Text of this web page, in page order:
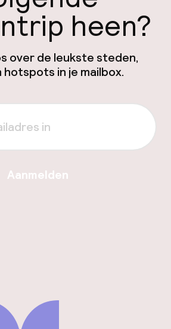
heen?
over de leukste steden,
hotspots in je mailbox.
Aanmelden